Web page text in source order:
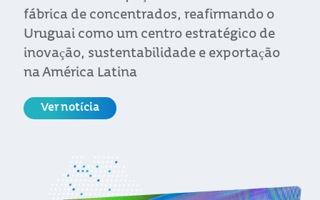
linha Starbucks e alcançar 15 mercados em
cinco continentes em um ano.
Ver notícia